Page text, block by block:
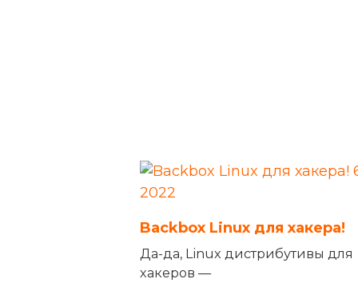
Backbox Linux для хакера!
Да-да, Linux дистрибутивы для
хакеров —